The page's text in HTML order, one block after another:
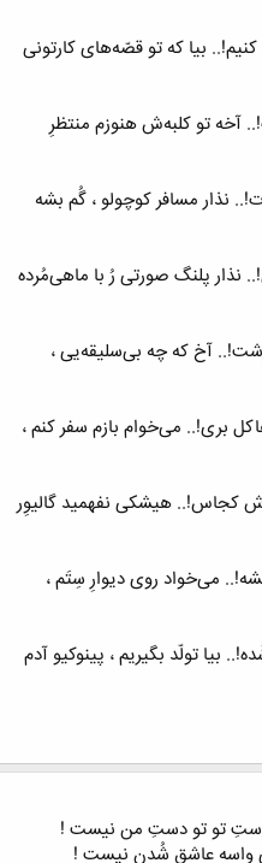
بیا که‌ تو قصّه‌های‌ کارتونی‌
آخه‌ تو کلبه‌ش‌ هنوزم‌ منتظرِ
نذار مسافر کوچولو ، گُم‌ بشه‌
نذار پلنگ‌ صورتی‌ رُ با ماهی‌مُرده‌
زشت‌!.. آخ‌ که‌ چه‌ بی‌سلیقه‌یی‌ ،
بری‌!.. می‌خوام‌ بازم‌ سفر کنم‌ ،
کجاس‌!.. هیشکی‌ نفهمید گالیوِر
می‌خواد روی‌ دیوارِ سِتَم‌ ،
بیا تولّد بگیریم‌ ، پینوکیو آدم‌
دست‌ِ تو تو دست‌ِ من‌ نیست‌ !
واسه‌ عاشق‌ شُدن‌ نیست‌ !